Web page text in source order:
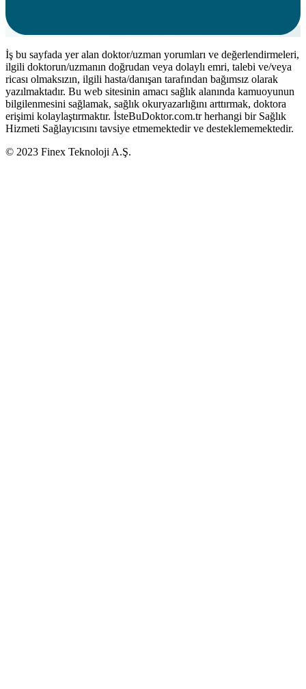
İş bu sayfada yer alan doktor/uzman yorumları ve değerlendirmeleri,
ilgili doktorun/uzmanın doğrudan veya dolaylı emri, talebi ve/veya
ricası olmaksızın, ilgili hasta/danışan tarafından bağımsız olarak
yazılmaktadır. Bu web sitesinin amacı sağlık alanında kamuoyunun
bilgilenmesini sağlamak, sağlık okuryazarlığını arttırmak, doktora
erişimi kolaylaştırmaktır. İsteBuDoktor.com.tr herhangi bir Sağlık
Hizmeti Sağlayıcısını tavsiye etmemektedir ve desteklememektedir.
© 2023 Finex Teknoloji A.Ş.